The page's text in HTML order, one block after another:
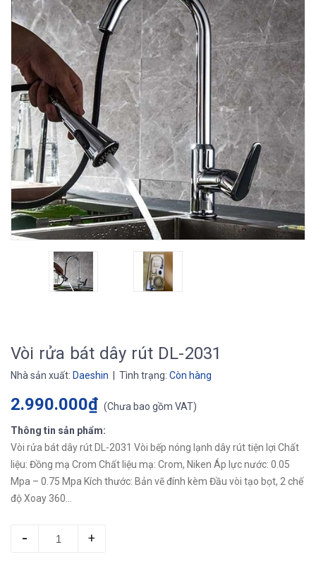
Vòi rửa bát dây rút DL-2031
Nhà sản xuất: Daeshin | Tình trạng: Còn hàng
2.990.000₫ (Chưa bao gồm VAT)
Thông tin sản phẩm:
Vòi rửa bát dây rút DL-2031 Vòi bếp nóng lạnh dây rút tiện lợi Chất
liệu: Đồng mạ Crom Chất liệu mạ: Crom, Niken Áp lực nước: 0.05
Mpa – 0.75 Mpa Kích thước: Bản vẽ đính kèm Đầu vòi tạo bọt, 2 chế
độ Xoay 360...
- +